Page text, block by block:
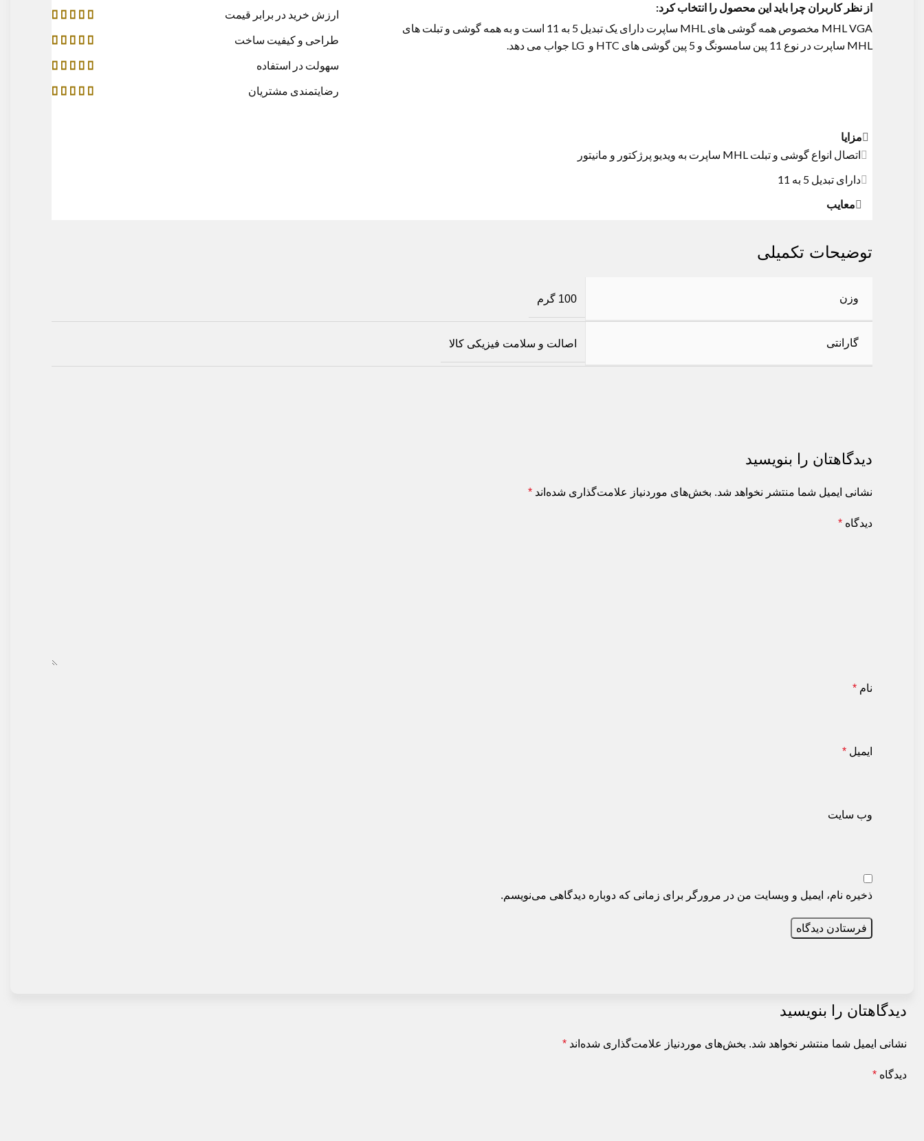
ارزش خرید در برابر قیمت
طراحی و کیفیت ساخت
سهولت در استفاده
رضایتمندی مشتریان
از نظر کاربران چرا باید این محصول را انتخاب کرد:
MHL VGA مخصوص همه گوشی های
MHL ساپرت دارای یک تبدیل 5 به 11 است و به همه گوشی و تبلت های
MHL ساپرت در نوع 11 پین سامسونگ و 5 پین گوشی های HTC و LG جواب می دهد.
مزایا
اتصال انواع گوشی و تبلت MHL ساپرت به ویدیو پرژکتور و مانیتور
دارای تبدیل 5 به 11
معایب
توضیحات تکمیلی
وزن 100 گرم
گارانتی اصالت و سلامت فیزیکی کالا
دیدگاهتان را بنویسید
نشانی ایمیل شما منتشر نخواهد شد. بخش‌های موردنیاز علامت‌گذاری شده‌اند *
دیدگاه *
نام *
ایمیل *
وب‌ سایت
ذخیره نام، ایمیل و وبسایت من در مرورگر برای زمانی که دوباره دیدگاهی می‌نویسم.
دیدگاهتان را بنویسید
نشانی ایمیل شما منتشر نخواهد شد. بخش‌های موردنیاز علامت‌گذاری شده‌اند *
دیدگاه *